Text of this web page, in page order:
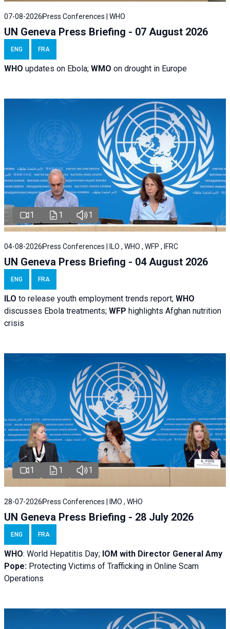
07-08-2026 Press Conferences | WHO
UN Geneva Press Briefing - 07 August 2026
ENG FRA
WHO updates on Ebola; WMO on drought in Europe
1 1 1
04-08-2026 Press Conferences | ILO , WHO , WFP , IFRC
UN Geneva Press Briefing - 04 August 2026
ENG FRA
ILO to release youth employment trends report; WHO
discusses Ebola treatments; WFP highlights Afghan nutrition
crisis
1 1 1
28-07-2026Press Conferences | IMO , WHO
UN Geneva Press Briefing - 28 July 2026
ENG FRA
WHO: World Hepatitis Day; IOM with Director General Amy
Pope: Protecting Victims of Trafficking in Online Scam
Operations